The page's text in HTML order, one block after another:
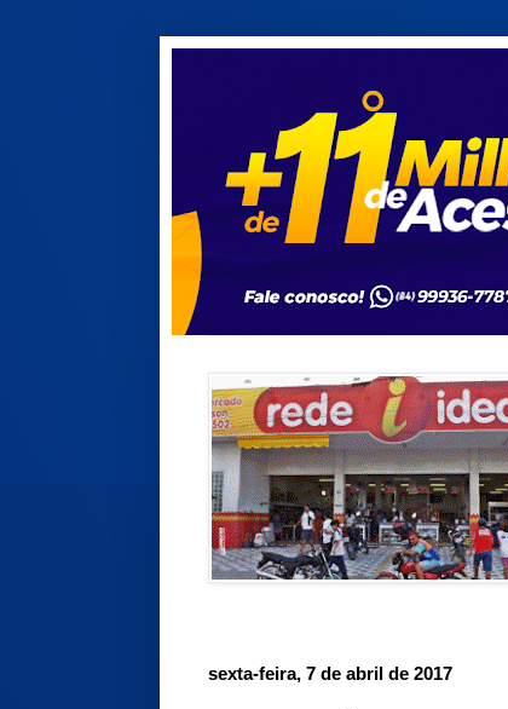
sexta-feira, 7 de abril de 2017